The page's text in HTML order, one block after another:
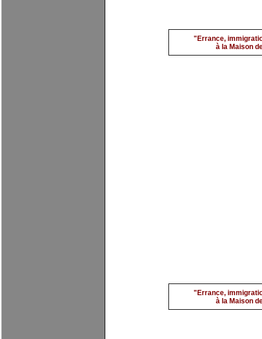
Mantia 3 parevimarch
Mantia 4 parevimarch
"Errance,
à la Maison
"Errance,
à la Maison